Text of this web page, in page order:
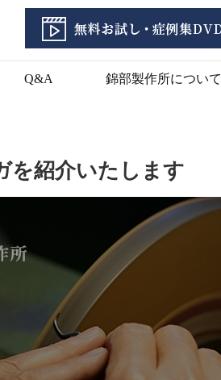
Q&A 錦部製作所について
を紹介いたします